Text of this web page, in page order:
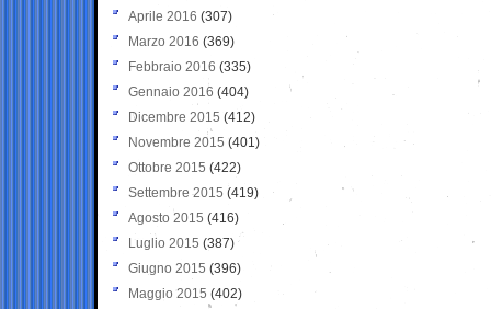
Aprile 2016 (307)
Marzo 2016 (369)
Febbraio 2016 (335)
Gennaio 2016 (404)
Dicembre 2015 (412)
Novembre 2015 (401)
Ottobre 2015 (422)
Settembre 2015 (419)
Agosto 2015 (416)
Luglio 2015 (387)
Giugno 2015 (396)
Maggio 2015 (402)